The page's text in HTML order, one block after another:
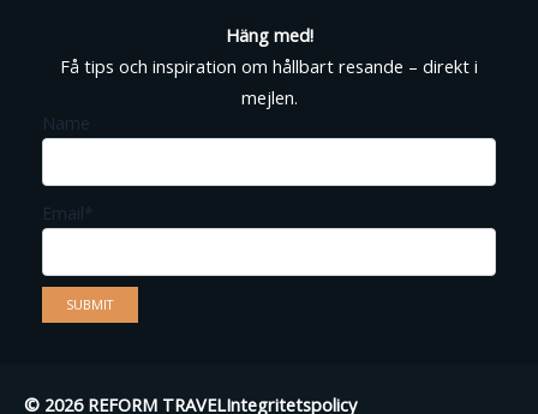
a
g
r
a
Häng med!
Få tips och inspiration om hållbart resande – direkt i
mejlen.
Name
Email*
© 2026 REFORM TRAVELIntegritetspolicy